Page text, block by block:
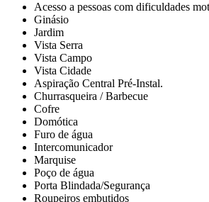
Acesso a pessoas com dificuldades
Ginásio
Jardim
Vista Serra
Vista Campo
Vista Cidade
Aspiração Central Pré-Instal.
Churrasqueira / Barbecue
Cofre
Domótica
Furo de água
Intercomunicador
Marquise
Poço de água
Porta Blindada/Segurança
Roupeiros embutidos